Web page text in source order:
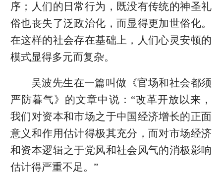
序；人们的日常行为，既没有传统的神圣礼
俗也丧失了泛政治化，而显得更加世俗化。
在这样的社会存在基础上，人们心灵安顿的
模式显得多元而复杂。
吴波先生在一篇叫做《官场和社会都须
严防暮气》的文章中说：“改革开放以来，
我们对资本和市场之于中国经济增长的正面
意义和作用估计得极其充分，而对市场经济
和资本逻辑之于党风和社会风气的消极影响
估计得严重不足。”